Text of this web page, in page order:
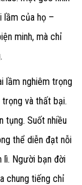
lầm của họ –
minh, mà chỉ
lầm nghiêm trọng
và thất bại.
tụng. Suốt nhiều
thể diễn đạt nỗi
lì. Người bạn đời
chung tiếng chỉ